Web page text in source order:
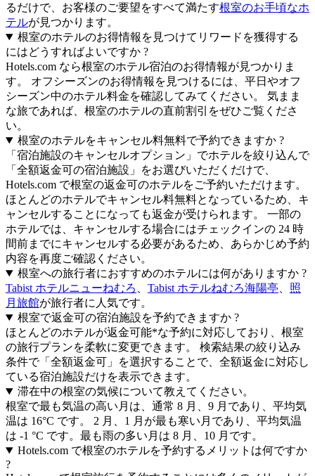
るだけで、お客様のご要望をすべて満たす根室のお手頃なホ
テルが見つかります。
根室のホテルのお得情報を見つけてリワードを獲得する
にはどうすればよいですか ?
Hotels.com なら根室のホテル宿泊のお得情報が見つかりま
す。 オフシーズンのお得情報を見つけるには、平日やオフ
シーズン中のホテル料金を確認してみてください。 気まま
な旅であれば、根室のホテルの直前割引をぜひご覧くださ
い。
根室のホテルをキャンセル料無料で予約できますか ?
「宿泊施設のキャンセルオプション」でホテルを絞り込んで
「全額返金可の宿泊施設」をお選びいただくだけで、
Hotels.com で根室の返金可のホテルをご予約いただけます。
ほとんどのホテルでキャンセル料無料となっているため、キ
ャンセルすることになっても返金が受けられます。 一部の
ホテルでは、キャンセルする場合にはチェックインの 24 時
間前までにキャンセルする必要があるため、あらかじめ予約
内容を再度ご確認ください。
根室への旅行者におすすめのホテルには何がありますか ?
Tabist ホテルニューねむろ
Tabist ホテルねむろ海陽亭
照
月旅館が旅行者に人気です。
根室で返金可の宿泊施設を予約できますか ?
ほとんどのホテルが返金可能*な予約に対応しており、根室
の旅行プランを柔軟に変更できます。 検索結果の絞り込み
条件で「全額返金可」を選択することで、全額返金に対応し
ている宿泊施設だけを表示できます。
滞在中の根室の気候について教えてください。
根室で最も気温の高い月は、通常 8 月、9 月であり、平均気
温は 16°C です。 2 月、1 月が最も寒い月であり、平均気温
は -1 °C です。最も雨の多い月は 8 月、10 月です。
Hotels.com で根室のホテルを予約するメリットは何ですか
?